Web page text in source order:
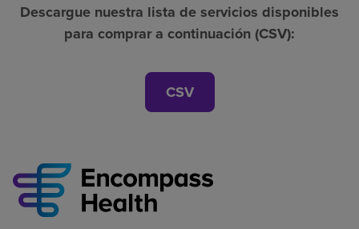
Descargue nuestra lista de servicios disponibles
para comprar a continuación (CSV):
CSV